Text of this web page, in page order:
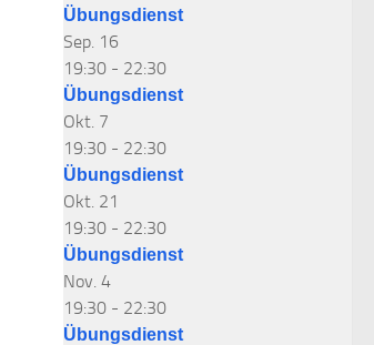
Übungsdienst
Sep. 16
19:30 - 22:30
Übungsdienst
Okt. 7
19:30 - 22:30
Übungsdienst
Okt. 21
19:30 - 22:30
Übungsdienst
Nov. 4
19:30 - 22:30
Übungsdienst